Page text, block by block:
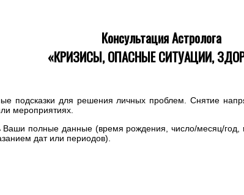
Консультация Астролога
«КРИЗИСЫ, ОПАСНЫЕ СИТУАЦИИ,
подсказки для решения личных проблем. Снятие
мероприятиях.
Ваши полные данные (время рождения, число/месяц/
дат или периодов).